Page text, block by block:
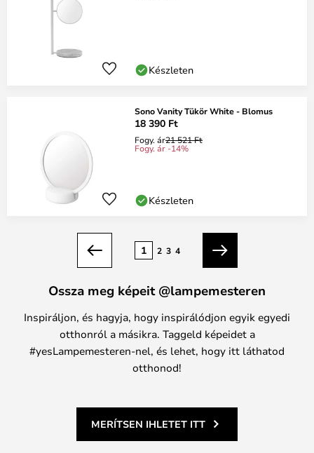
Készleten
Sono Vanity Tükör White - Blomus
18 390 Ft
Fogy. ár21 521 Ft
Fogy. ár -14%
Készleten
Előző
1 2 3 4
Következő
Ossza meg képeit @lampemesteren
Inspiráljon, és hagyja, hogy inspirálódjon egyik egyedi
otthonról a másikra. Taggeld képeidet a
#yesLampemesteren-nel, és lehet, hogy itt láthatod
otthonod!
MERÍTSEN IHLETET ITT